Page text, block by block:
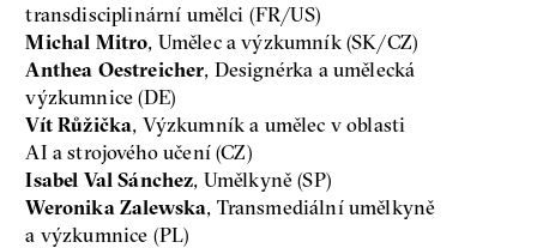
transdisciplinární umělci (FR/US)
Michal Mitro, Umělec a výzkumník (SK/CZ)
Anthea Oestreicher, Designérka a umělecká
výzkumnice (DE)
Vít Růžička, Výzkumník a umělec v oblasti
AI a strojového učení (CZ)
Isabel Val Sánchez, Umělkyně (SP)
Weronika Zalewska, Transmediální umělkyně
a výzkumnice (PL)